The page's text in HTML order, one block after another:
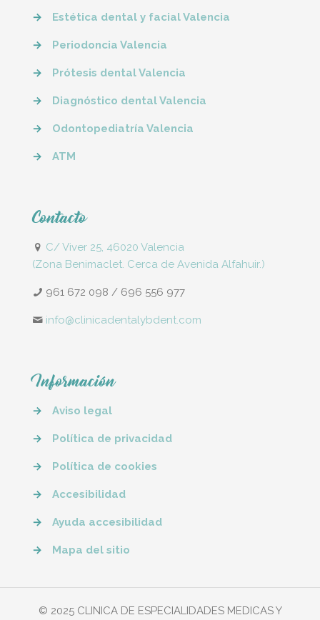
→ Estética dental y facial Valencia
→ Periodoncia Valencia
→ Prótesis dental Valencia
→ Diagnóstico dental Valencia
→ Odontopediatría Valencia
→ ATM
Contacto
C/ Viver 25, 46020 Valencia
(Zona Benimaclet. Cerca de Avenida Alfahuir.)
961 672 098 / 696 556 977
info@clinicadentalybdent.com
Información
→ Aviso legal
→ Política de privacidad
→ Política de cookies
→ Accesibilidad
→ Ayuda accesibilidad
→ Mapa del sitio
© 2025 CLINICA DE ESPECIALIDADES MEDICAS Y